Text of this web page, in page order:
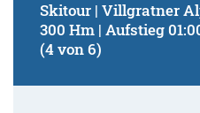
Skitour | Villgratner
300 Hm | Aufstieg
(4 von 6)